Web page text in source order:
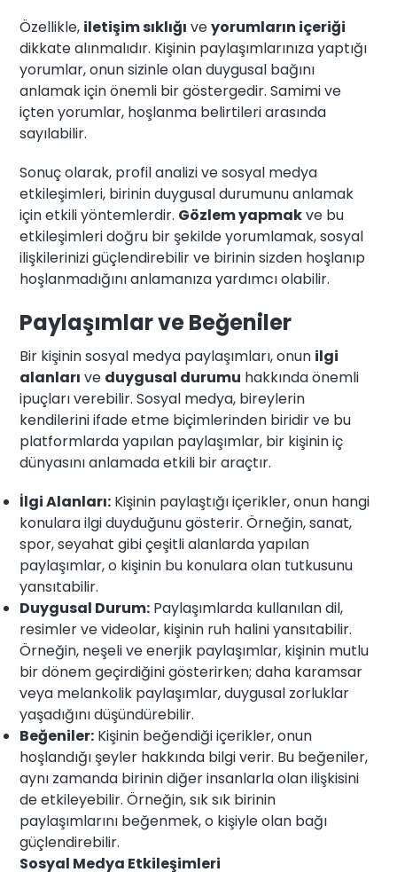
Özellikle, iletişim sıklığı veyorumların içeriği
dikkate alınmalıdır. Kişinin paylaşımlarınıza yaptığı
yorumlar, onun sizinle olan duygusal bağını
anlamak için önemli bir göstergedir. Samimi ve
içten yorumlar, hoşlanma belirtileri arasında
sayılabilir.
Sonuç olarak, profil analizi ve sosyal medya
etkileşimleri, birinin duygusal durumunu anlamak
için etkili yöntemlerdir. Gözlem yapmakve bu
etkileşimleri doğru bir şekilde yorumlamak, sosyal
ilişkilerinizi güçlendirebilir ve birinin sizden hoşlanıp
hoşlanmadığını anlamanıza yardımcı olabilir.
Paylaşımlar ve Beğeniler
Bir kişinin sosyal medya paylaşımları, onun ilgi
alanları ve duygusal durumu hakkında önemli
ipuçları verebilir. Sosyal medya, bireylerin
kendilerini ifade etme biçimlerinden biridir ve bu
platformlarda yapılan paylaşımlar, bir kişinin iç
dünyasını anlamada etkili bir araçtır.
İlgi Alanları: Kişinin paylaştığı içerikler, onun hangi
konulara ilgi duyduğunu gösterir. Örneğin, sanat,
spor, seyahat gibi çeşitli alanlarda yapılan
paylaşımlar, o kişinin bu konulara olan tutkusunu
yansıtabilir.
Duygusal Durum: Paylaşımlarda kullanılan dil,
resimler ve videolar, kişinin ruh halini yansıtabilir.
Örneğin, neşeli ve enerjik paylaşımlar, kişinin mutlu
bir dönem geçirdiğini gösterirken; daha karamsar
veya melankolik paylaşımlar, duygusal zorluklar
yaşadığını düşündürebilir.
Beğeniler: Kişinin beğendiği içerikler, onun
hoşlandığı şeyler hakkında bilgi verir. Bu beğeniler,
aynı zamanda birinin diğer insanlarla olan ilişkisini
de etkileyebilir. Örneğin, sık sık birinin
paylaşımlarını beğenmek, o kişiyle olan bağı
güçlendirebilir.
Sosyal Medya Etkileşimleri